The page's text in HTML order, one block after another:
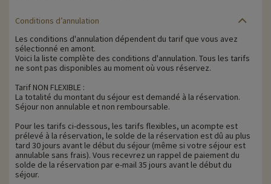
Conditions d’annulation
Les conditions d'annulation dépendent du tarif que vous avez
sélectionné en amont.
Voici la liste complète des conditions d'annulation. Tous les tarifs
ne sont pas disponibles au moment où vous réservez.
Tarif NON FLEXIBLE :
La totalité du montant du séjour est demandé à la réservation.
Séjour non annulable et non remboursable.
Pour les tarifs ci-dessous, les tarifs flexibles, un acompte est
prélevé à la réservation, le solde de la réservation est dû au plus
tard 30 jours avant le début du séjour (même si votre séjour est
annulable sans frais). Vous recevrez un rappel de paiement du
solde de la réservation par e-mail 35 jours avant le début du
séjour.